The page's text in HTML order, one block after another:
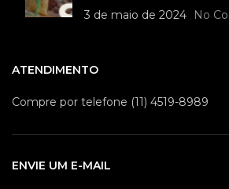
3 de maio de 2024
No
ATENDIMENTO
Compre por telefone (11) 4519-8989
ENVIE UM E-MAIL